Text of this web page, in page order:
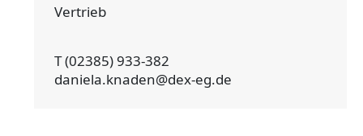
Vertrieb
T (02385) 933-382
daniela.knaden@dex-eg.de